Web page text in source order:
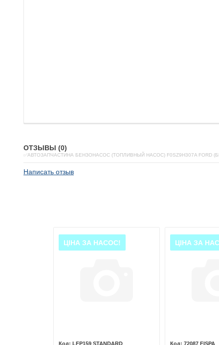
ОТЗЫВЫ (0)
✅АВТОЗАПЧАСТИНА БЕНЗОНАСОС (ТОПЛИВНЫЙ НАСОС) F0SZ9H307A FORD
Написать отзыв
ЦІНА ЗА НАСОС!
LFP159 STANDARD
ЦІНА ЗА
72087 FISPA